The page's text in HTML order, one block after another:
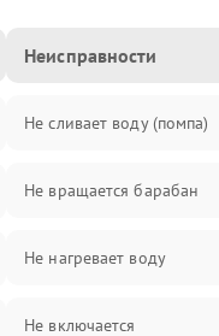
Неисправности
Не сливает воду (помпа)
Не вращается барабан
Не нагревает воду
Не включается